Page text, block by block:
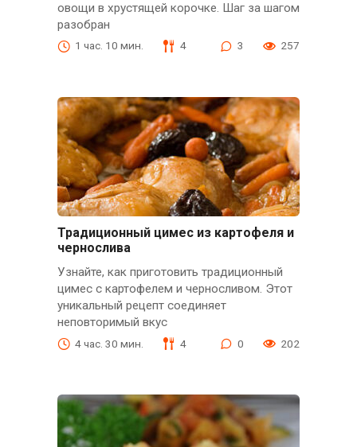
овощи в хрустящей корочке. Шаг за шагом
разобран
1 час. 10 мин. 4 3 257
Традиционный цимес из картофеля и
чернослива
Узнайте, как приготовить традиционный
цимес с картофелем и черносливом. Этот
уникальный рецепт соединяет
неповторимый вкус
4 час. 30 мин. 4 0 202